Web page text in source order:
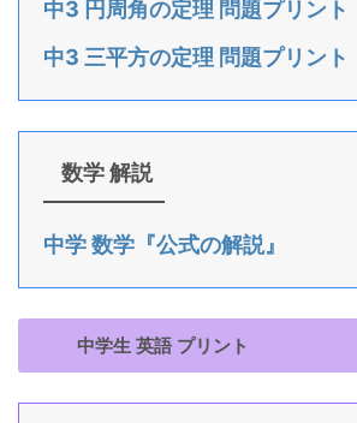
中3 円周角の定理 問題プリント
中3 三平方の定理 問題プリント
数学 解説
中学 数学『公式の解説』
中学生 英語 プリント